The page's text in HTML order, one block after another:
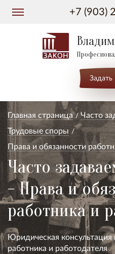
+7 (903)
Задать
Главная страница
Часто
Трудовые споры
Права и обязанности
Часто
- Права и
работника и
Юридическая
работника и работодателя